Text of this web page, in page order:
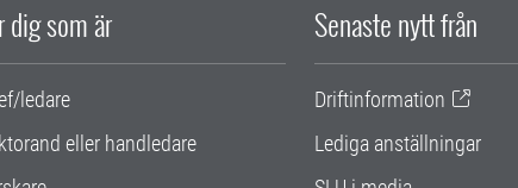
dig som är
ledare
eller handledare
Senaste nytt från
Driftinformation
Lediga anställningar